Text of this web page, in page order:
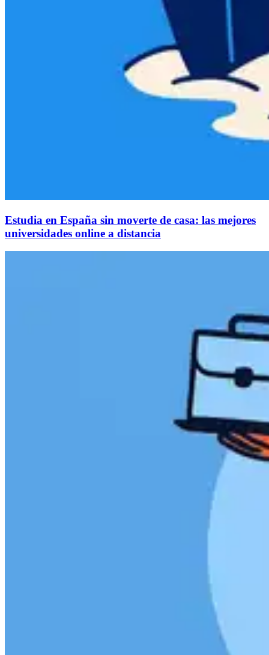
Estudia en España sin moverte de casa: las mejores
universidades online a distancia